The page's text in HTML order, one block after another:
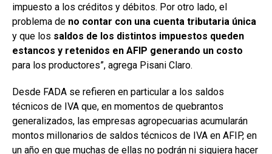
impuesto a los créditos y débitos. Por otro lado, el
problema de no contar con una cuenta tributaria única
y que los saldos de los distintos impuestos queden
estancos y retenidos en AFIP generando un costo
para los productores”, agrega Pisani Claro.
Desde FADA se refieren en particular a los saldos
técnicos de IVA que, en momentos de quebrantos
generalizados, las empresas agropecuarias acumularán
montos millonarios de saldos técnicos de IVA en AFIP, en
un año en que muchas de ellas no podrán ni siquiera hacer